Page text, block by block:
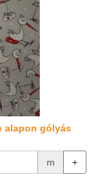
alapon gólyás
m +